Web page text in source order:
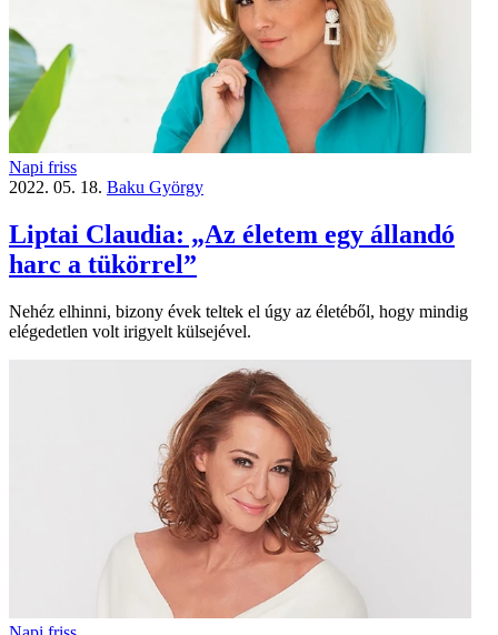
Napi friss
2022. 05. 18. Baku György
Liptai Claudia: „Az életem egy állandó
harc a tükörrel”
Nehéz elhinni, bizony évek teltek el úgy az életéből, hogy mindig
elégedetlen volt irigyelt külsejével.